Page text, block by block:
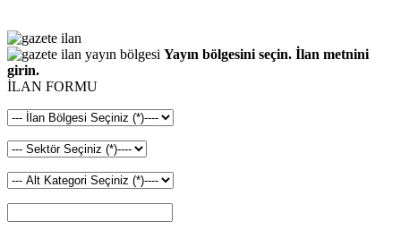
Yayın bölgesini seçin. İlan metnini
girin.
İLAN FORMU